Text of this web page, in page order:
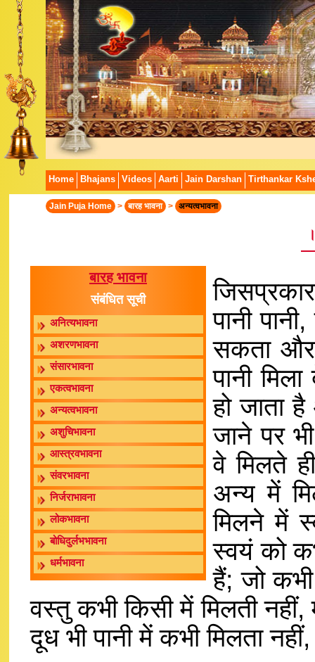
Home Bhajans Videos Aarti Jain Darshan Tirthankar
Jain Puja Home > बारह भावना > अन्यत्वभावना
बारह भावना
संबंधित सूची
अनित्यभावना
अशरणभावना
संसारभावना
एकत्वभावना
अन्यत्वभावना
अशुचिभावना
आस्त्रवभावना
संवरभावना
निर्जराभावना
लोकभावना
बोधिदुर्लभभावना
धर्मभावना
पानी
सकता
पानी
हो जाता
जाने पर
वे मिलते
अन्य में
मिलने में
स्वयं को
हैं; जो
वस्तु कभी किसी में मिलती नहीं,
दूध भी पानी में कभी मिलता